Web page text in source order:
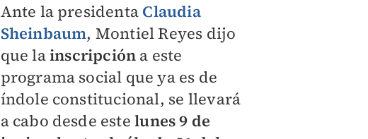
Ante la presidenta Claudia
Sheinbaum, Montiel Reyes dijo
que lainscripción a este
programa social que ya es de
índole constitucional, se llevará
a cabo desde estelunes 9 de